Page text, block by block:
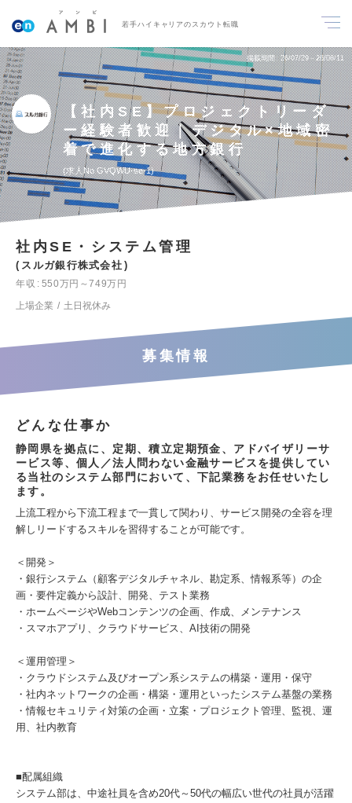
若手ハイキャリアのスカウト転職
掲載期間 26/07/29～26/08/11
【社内SE】プロジェクトリーダ
ー経験者歓迎｜デジタル×地域密
着で進化する地方銀行
求人No.GVQWU-se-1
社内SE・システム管理
スルガ銀行株式会社
年収
550万円～749万円
上場企業
土日祝休み
募集情報
どんな仕事か
静岡県を拠点に、定期、積立定期預金、アドバイザリーサ
ービス等、個人／法人問わない金融サービスを提供してい
る当社のシステム部門において、下記業務をお任せいたし
ます。
上流工程から下流工程まで一貫して関わり、サービス開発の全容を理
解しリードするスキルを習得することが可能です。
＜開発＞
・銀行システム（顧客デジタルチャネル、勘定系、情報系等）の企
画・要件定義から設計、開発、テスト業務
・ホームページやWebコンテンツの企画、作成、メンテナンス
・スマホアプリ、クラウドサービス、AI技術の開発
＜運用管理＞
・クラウドシステム及びオープン系システムの構築・運用・保守
・社内ネットワークの企画・構築・運用といったシステム基盤の業務
・情報セキュリティ対策の企画・立案・プロジェクト管理、監視、運
用、社内教育
■配属組織
システム部は、中途社員を含め20代～50代の幅広い世代の社員が活躍